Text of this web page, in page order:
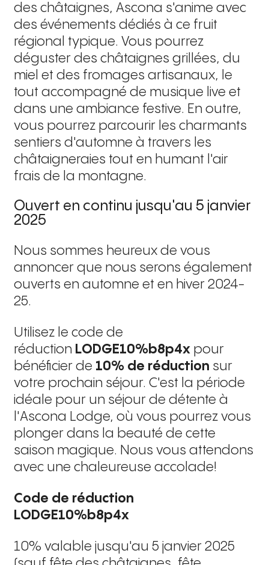
des châtaignes, Ascona s'anime avec
des événements dédiés à ce fruit
régional typique. Vous pourrez
déguster des châtaignes grillées, du
miel et des fromages artisanaux, le
tout accompagné de musique live et
dans une ambiance festive. En outre,
vous pourrez parcourir les charmants
sentiers d'automne à travers les
châtaigneraies tout en humant l'air
frais de la montagne.
Ouvert en continu jusqu'au 5 janvier
2025
Nous sommes heureux de vous
annoncer que nous serons également
ouverts en automne et en hiver 2024-
25.
Utilisez le code de
réduction LODGE10%b8p4x pour
bénéficier de 10% de réduction sur
votre prochain séjour. C'est la période
idéale pour un séjour de détente à
l'Ascona Lodge, où vous pourrez vous
plonger dans la beauté de cette
saison magique. Nous vous attendons
avec une chaleureuse accolade!
Code de réduction
LODGE10%b8p4x
10% valable jusqu'au 5 janvier 2025